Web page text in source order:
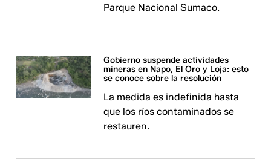
Parque Nacional Sumaco.
Gobierno suspende actividades
mineras en Napo, El Oro y Loja: esto
se conoce sobre la resolución
La medida es indefinida hasta
que los ríos contaminados se
restauren.